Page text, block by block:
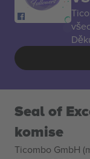
Seal of
komise
Ticombo GmbH